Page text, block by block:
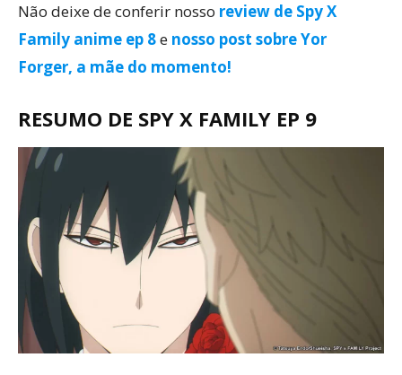
Não deixe de conferir nosso review de Spy X
Family anime ep 8e nosso post sobre Yor
Forger, a mãe do momento!
RESUMO DE SPY X FAMILY EP 9